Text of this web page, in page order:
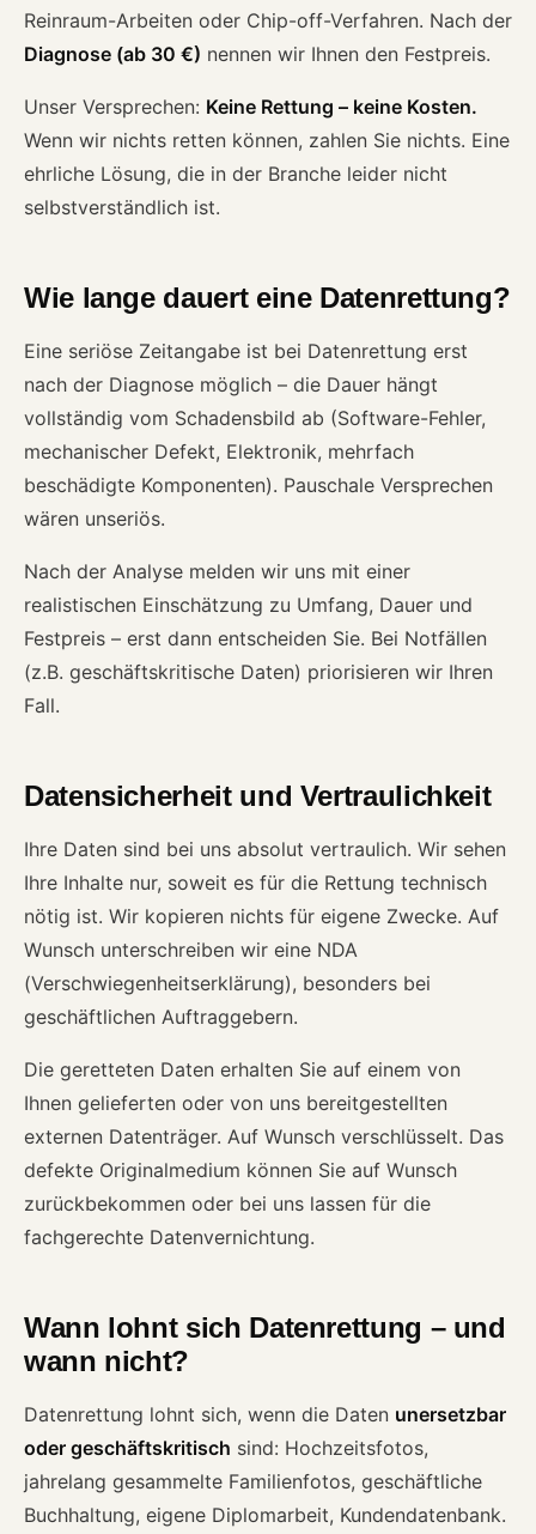
Reinraum-Arbeiten oder Chip-off-Verfahren. Nach der
Diagnose (ab 30 €) nennen wir Ihnen den Festpreis.
Unser Versprechen: Keine Rettung – keine Kosten.
Wenn wir nichts retten können, zahlen Sie nichts. Eine
ehrliche Lösung, die in der Branche leider nicht
selbstverständlich ist.
Wie lange dauert eine Datenrettung?
Eine seriöse Zeitangabe ist bei Datenrettung erst
nach der Diagnose möglich – die Dauer hängt
vollständig vom Schadensbild ab (Software-Fehler,
mechanischer Defekt, Elektronik, mehrfach
beschädigte Komponenten). Pauschale Versprechen
wären unseriös.
Nach der Analyse melden wir uns mit einer
realistischen Einschätzung zu Umfang, Dauer und
Festpreis – erst dann entscheiden Sie. Bei Notfällen
(z.B. geschäftskritische Daten) priorisieren wir Ihren
Fall.
Datensicherheit und Vertraulichkeit
Ihre Daten sind bei uns absolut vertraulich. Wir sehen
Ihre Inhalte nur, soweit es für die Rettung technisch
nötig ist. Wir kopieren nichts für eigene Zwecke. Auf
Wunsch unterschreiben wir eine NDA
(Verschwiegenheitserklärung), besonders bei
geschäftlichen Auftraggebern.
Die geretteten Daten erhalten Sie auf einem von
Ihnen gelieferten oder von uns bereitgestellten
externen Datenträger. Auf Wunsch verschlüsselt. Das
defekte Originalmedium können Sie auf Wunsch
zurückbekommen oder bei uns lassen für die
fachgerechte Datenvernichtung.
Wann lohnt sich Datenrettung – und
wann nicht?
Datenrettung lohnt sich, wenn die Daten unersetzbar
oder geschäftskritisch sind: Hochzeitsfotos,
jahrelang gesammelte Familienfotos, geschäftliche
Buchhaltung, eigene Diplomarbeit, Kundendatenbank.